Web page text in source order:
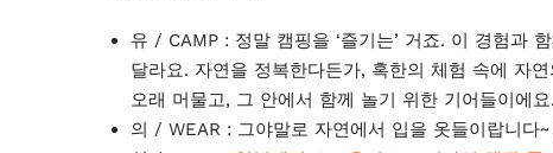
유 / CAMP : 정말 캠핑을 ‘즐기는’ 거죠. 이 경험과
달라요. 자연을 정복한다든가, 혹한의 체험 속에 자
오래 머물고, 그 안에서 함께 놀기 위한 기어들이에
의 / WEAR : 그야말로 자연에서 입을 옷들이랍니다